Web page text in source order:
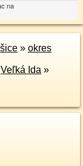
na
» okres
Veľká Ida »